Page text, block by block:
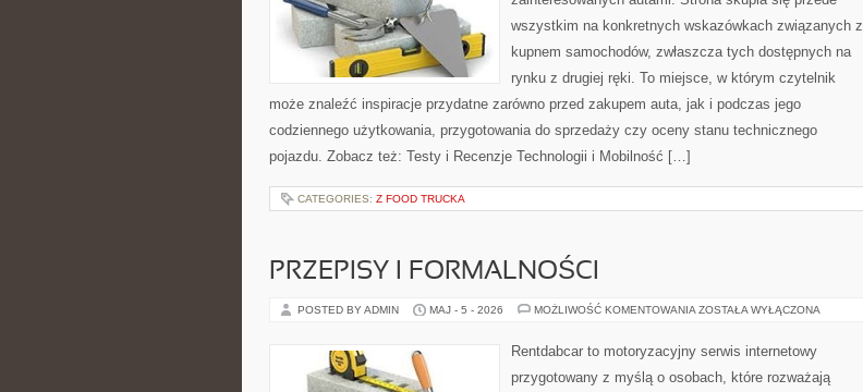
wszystkim na konkretnych wskazówkach związanych z
kupnem samochodów, zwłaszcza tych dostępnych na
rynku z drugiej ręki. To miejsce, w którym czytelnik
może znaleźć inspiracje przydatne zarówno przed zakupem auta, jak i podczas jego
codziennego użytkowania, przygotowania do sprzedaży czy oceny stanu technicznego
pojazdu. Zobacz też: Testy i Recenzje Technologii i Mobilność […]
CATEGORIES: Z FOOD TRUCKA
PRZEPISY I FORMALNOŚCI
POSTED BY ADMIN MAJ - 5 - 2026 MOŻLIWOŚĆ KOMENTOWANIA PRZEPISY
ZOSTAŁA WYŁĄCZONA
Rentdabcar to motoryzacyjny serwis internetowy
przygotowany z myślą o osobach, które rozważają